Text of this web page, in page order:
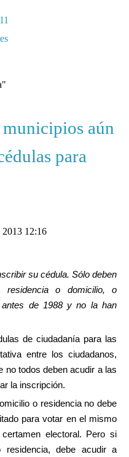
aún
para
12:16
su cédula. Sólo deben
residencia o domicilio, o
antes de 1988 y no la han
de ciudadanía para las
entre los ciudadanos,
no todos deben acudir a las
la inscripción.
o residencia no debe
para votar en el mismo
electoral. Pero si
debe acudir a